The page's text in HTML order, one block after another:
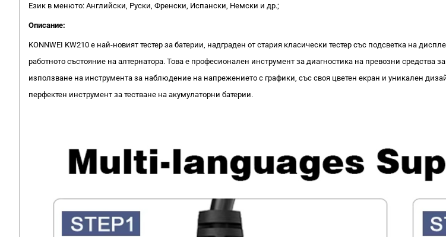
Език в менюто: Английски, Руски, Френски, Испански, Немски и др.;
Описание:
KONNWEI KW210 е най-новият тестер за батерии, надграден от стария класически тестер със подсветка на
работното състояние на алтернатора. Това е професионален инструмент за диагностика на превозни средства
използване на инструмента за наблюдение на напрежението с графики, със своя цветен екран и уникален
перфектен инструмент за тестване на акумулаторни батерии.